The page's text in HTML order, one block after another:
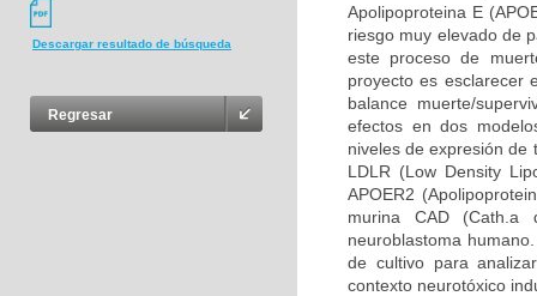
Descargar resultado de búsqueda
Regresar
Apolipoproteina E
riesgo muy elevado de
este proceso de
proyecto es esclarecer
balance muerte/
efectos en dos
niveles de expresión de
LDLR (Low Density
APOER2
murina CAD (Cath.a
neuroblastoma
de cultivo para
contexto neurotóxico